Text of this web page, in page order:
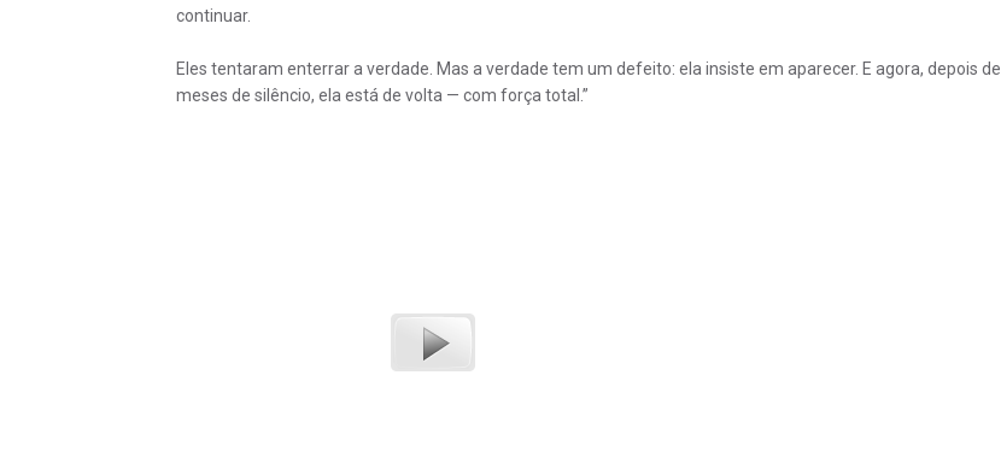
continuar.
Eles tentaram enterrar a verdade. Mas a verdade tem um defeito: ela insiste em aparecer. E agora, depois de
meses de silêncio, ela está de volta — com força total.”